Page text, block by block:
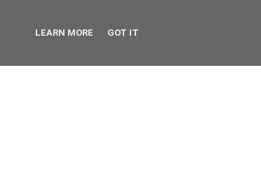
LEARN MORE GOT IT